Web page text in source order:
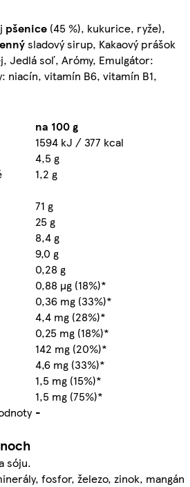
pšenice (45 %), kukurice, ryže),
sladový sirup, Kakaový prášok
Jedlá soľ, Arómy, Emulgátor:
niacín, vitamín B6, vitamín B1,
na 100 g
1594 kJ / 377 kcal
4,5 g
1,2 g
71 g
25 g
8,4 g
9,0 g
0,28 g
0,88 µg (18%)*
0,36 mg (33%)*
4,4 mg (28%)*
0,25 mg (18%)*
142 mg (20%)*
4,6 mg (33%)*
1,5 mg (15%)*
1,5 mg (75%)*
-
sóju.
fosfor, železo, zinok, mangán